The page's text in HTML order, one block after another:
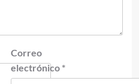
Correo
electrónico *